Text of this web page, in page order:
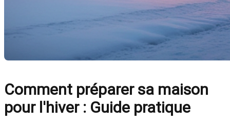
Comment préparer sa maison
pour l'hiver : Guide pratique